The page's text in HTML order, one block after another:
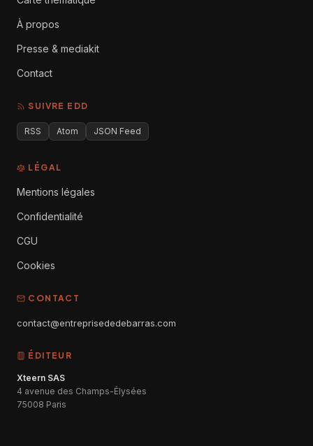
À propos
Presse & mediakit
Contact
SUIVRE EDD
RSS Atom JSON Feed
LÉGAL
Mentions légales
Confidentialité
CGU
Cookies
CONTACT
contact@entreprisededebarras.com
ÉDITEUR
Xteern SAS
4 avenue des Champs-Élysées
75008 Paris